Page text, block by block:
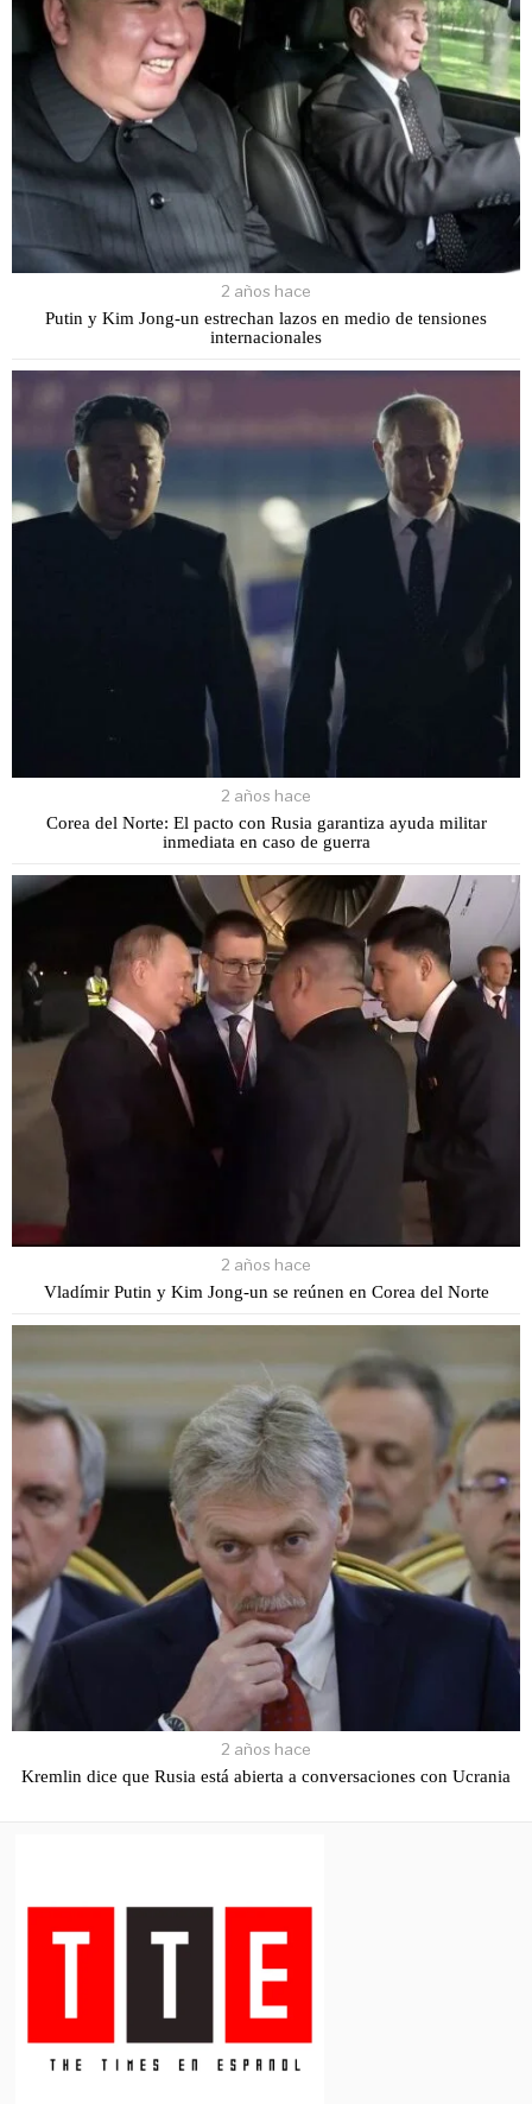
2 años hace
Putin y Kim Jong-un estrechan lazos en medio de tensiones
internacionales
2 años hace
Corea del Norte: El pacto con Rusia garantiza ayuda militar
inmediata en caso de guerra
2 años hace
Vladímir Putin y Kim Jong-un se reúnen en Corea del Norte
2 años hace
Kremlin dice que Rusia está abierta a conversaciones con Ucrania